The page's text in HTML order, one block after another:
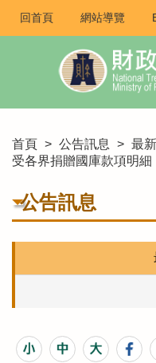
回首頁 網站導覽
首頁 > 公告訊息 > 最
受各界捐贈國庫款項明細
公告訊息